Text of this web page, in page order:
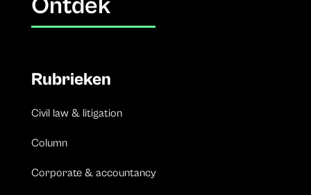
Ontdek
Rubrieken
Civil law & litigation
Column
Corporate & accountancy